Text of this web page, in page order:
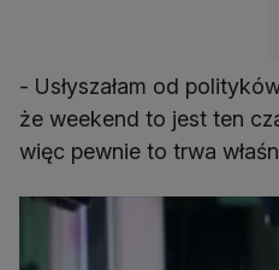
- Usłyszałam od
że weekend to jest ten
więc pewnie to trwa